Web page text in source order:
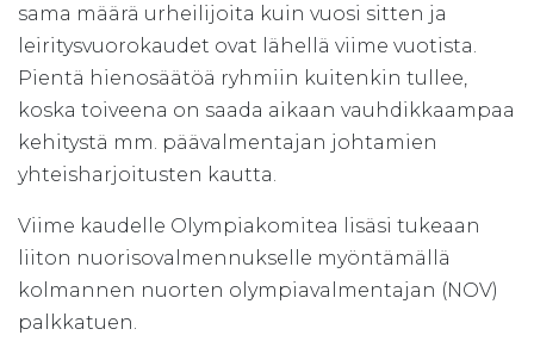
sama määrä urheilijoita kuin vuosi sitten ja
leiritysvuorokaudet ovat lähellä viime vuotista.
Pientä hienosäätöä ryhmiin kuitenkin tullee,
koska toiveena on saada aikaan vauhdikkaampaa
kehitystä mm. päävalmentajan johtamien
yhteisharjoitusten kautta.
Viime kaudelle Olympiakomitea lisäsi tukeaan
liiton nuorisovalmennukselle myöntämällä
kolmannen nuorten olympiavalmentajan (NOV)
palkkatuen.